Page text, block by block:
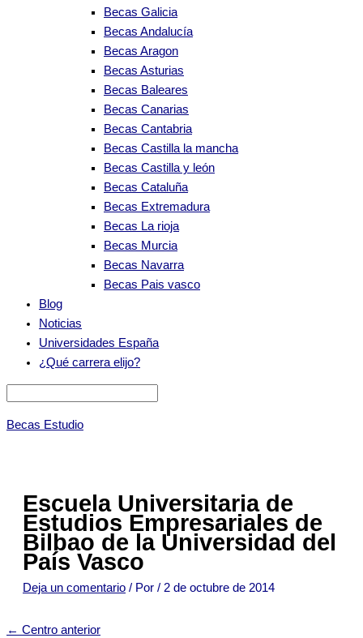
Becas Galicia
Becas Andalucía
Becas Aragon
Becas Asturias
Becas Baleares
Becas Canarias
Becas Cantabria
Becas Castilla la mancha
Becas Castilla y león
Becas Cataluña
Becas Extremadura
Becas La rioja
Becas Murcia
Becas Navarra
Becas Pais vasco
Blog
Noticias
Universidades España
¿Qué carrera elijo?
Becas Estudio
Escuela Universitaria de
Estudios Empresariales de
Bilbao de la Universidad del
País Vasco
Deja un comentario / Por / 2 de octubre de 2014
← Centro anterior